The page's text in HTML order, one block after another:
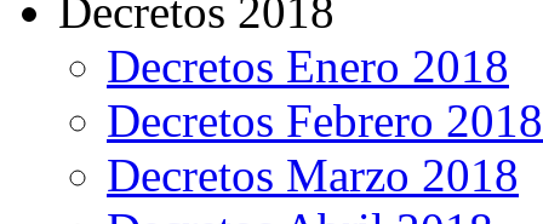
Decretos 2018
Decretos Enero 2018
Decretos Febrero 2018
Decretos Marzo 2018